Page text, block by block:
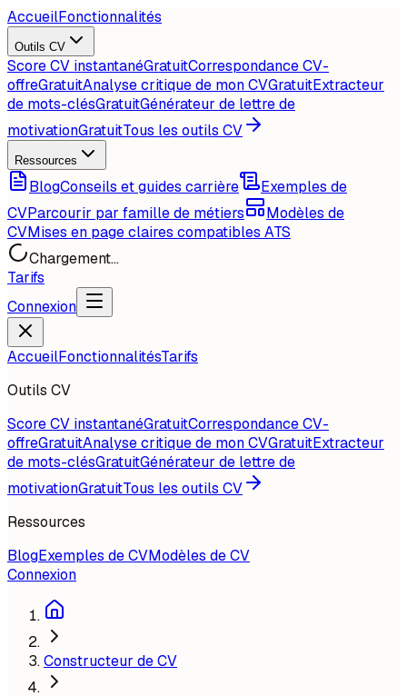
AccueilFonctionnalités
Outils CV
Score CV instantanéGratuitCorrespondance CV-
offreGratuitAnalyse critique de mon CVGratuitExtracteur
de mots-clésGratuitGénérateur de lettre de
motivationGratuitTous les outils CV
Ressources
BlogConseils et guides carrière
Exemples de
CVParcourir par famille de métiers
Modèles de
CVMises en page claires compatibles ATS
Chargement...
Tarifs
Connexion
AccueilFonctionnalitésTarifs
Outils CV
Score CV instantanéGratuitCorrespondance CV-
offreGratuitAnalyse critique de mon CVGratuitExtracteur
de mots-clésGratuitGénérateur de lettre de
motivationGratuitTous les outils CV
Ressources
BlogExemples de CVModèles de CV
Connexion
Constructeur de CV